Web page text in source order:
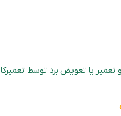
یا تعویض برد توسط